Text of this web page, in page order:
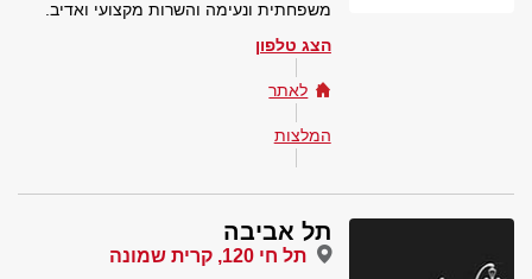
משפחתית ונעימה והשרות מקצועי ואדיב.
הצג טלפון
לאתר
המלצות
תל אביבה
תל חי 120, קרית שמונה